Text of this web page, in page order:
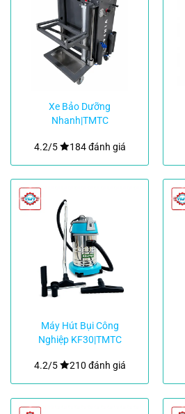
Xe Bảo Dưỡng
Nhanh|TMTC
4.2/5 184 đánh giá
Máy Hút Bụi Công
Nghiệp KF30|TMTC
4.2/5 210 đánh giá